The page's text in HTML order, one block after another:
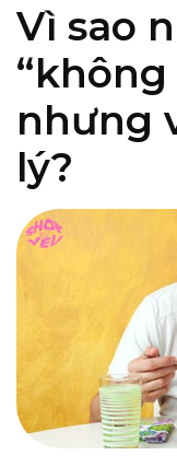
Vì sao
“không
nhưng
lý?